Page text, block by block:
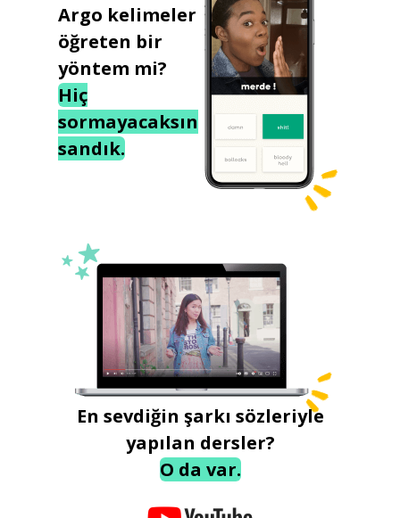
Argo kelimeler
öğreten bir
yöntem mi?
Hiç
sormayacaksın
sandık.
En sevdiğin şarkı sözleriyle
yapılan dersler?
O da var.